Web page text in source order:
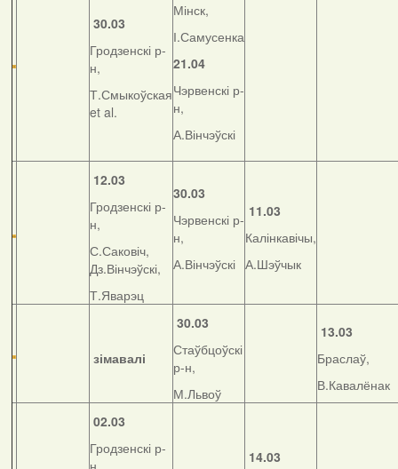
30.03
Гродзенскі р-
н,
Т.Смыкоўская
et al.
Мінск,
І.Самусенка
21.04
Чэрвенскі р-
н,
А.Вінчэўскі
12.03
Гродзенскі р-
н,
С.Саковіч,
Дз.Вінчэўскі,
Т.Яварэц
30.03
Чэрвенскі р-
н,
А.Вінчэўскі
11.03
Калінкавічы,
А.Шэўчык
зімавалі
30.03
Стаўбцоўскі
р-н,
М.Львоў
13.03
Браслаў,
В.Кавалёнак
02.03
Гродзенскі р-
н,
14.03